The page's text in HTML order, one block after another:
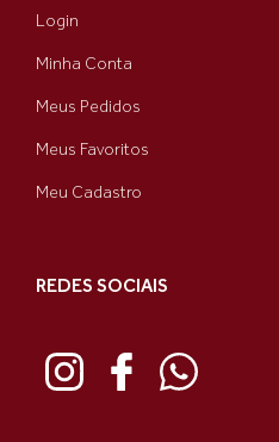
Login
Minha Conta
Meus Pedidos
Meus Favoritos
Meu Cadastro
REDES SOCIAIS